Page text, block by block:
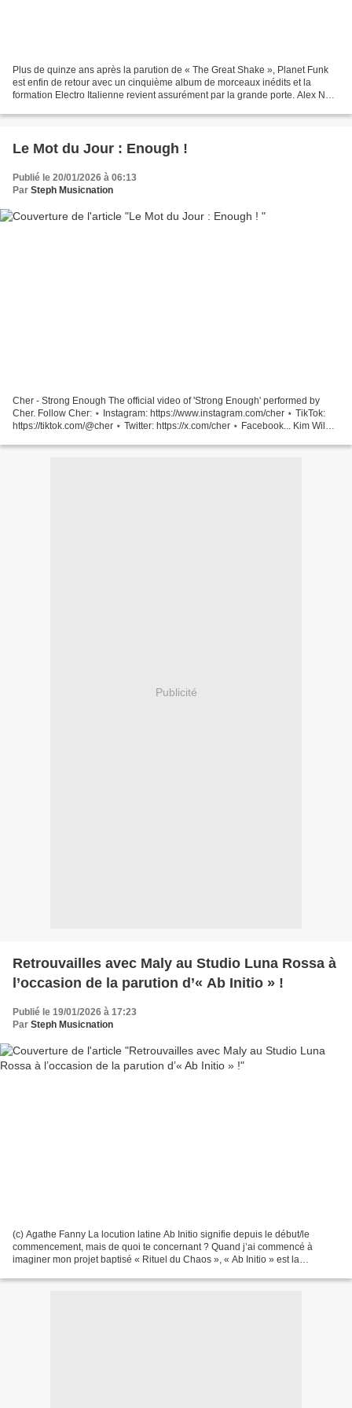
Plus de quinze ans après la parution de « The Great Shake », Planet Funk
est enfin de retour avec un cinquième album de morceaux inédits et la
formation Electro Italienne revient assurément par la grande porte. Alex Neri,
Le Mot du Jour : Enough !
Publié le 20/01/2026 à 06:13
Par Steph Musicnation
Cher - Strong Enough The official video of 'Strong Enough' performed by
Cher. Follow Cher: ⋆ Instagram: https://www.instagram.com/cher ⋆ TikTok:
https://tiktok.com/@cher ⋆ Twitter: https://x.com/cher ⋆ Facebook... Kim Wilde
Publicité
Retrouvailles avec Maly au Studio Luna Rossa à
l’occasion de la parution d’« Ab Initio » !
Publié le 19/01/2026 à 17:23
Par Steph Musicnation
(c) Agathe Fanny La locution latine Ab Initio signifie depuis le début/le
commencement, mais de quoi te concernant ? Quand j’ai commencé à
imaginer mon projet baptisé « Rituel du Chaos », « Ab Initio » est la